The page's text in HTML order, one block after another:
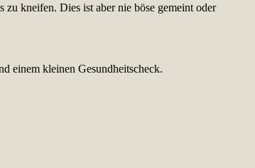
kneifen. Dies ist aber nie böse gemeint oder
einem kleinen Gesundheitscheck.